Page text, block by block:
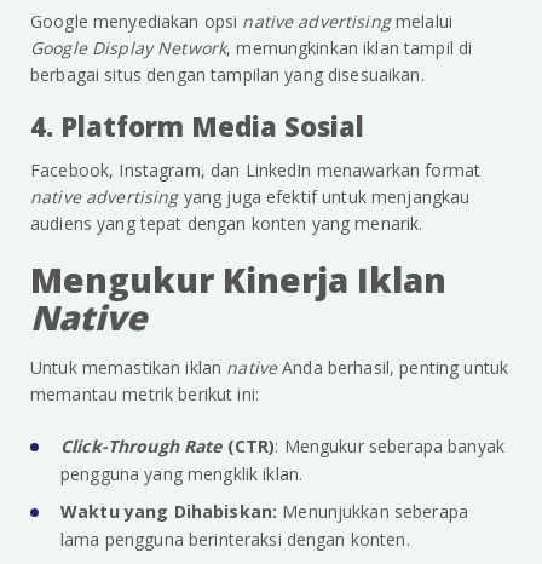
Google menyediakan opsi native advertisingmelalui
Google Display Network, memungkinkan iklan tampil di
berbagai situs dengan tampilan yang disesuaikan.
4. Platform Media Sosial
Facebook, Instagram, dan LinkedIn menawarkan format
native advertising yang juga efektif untuk menjangkau
audiens yang tepat dengan konten yang menarik.
Mengukur Kinerja Iklan
Native
Untuk memastikan iklan nativeAnda berhasil, penting untuk
memantau metrik berikut ini:
Click-Through Rate(CTR): Mengukur seberapa banyak
pengguna yang mengklik iklan.
Waktu yang Dihabiskan: Menunjukkan seberapa
lama pengguna berinteraksi dengan konten.